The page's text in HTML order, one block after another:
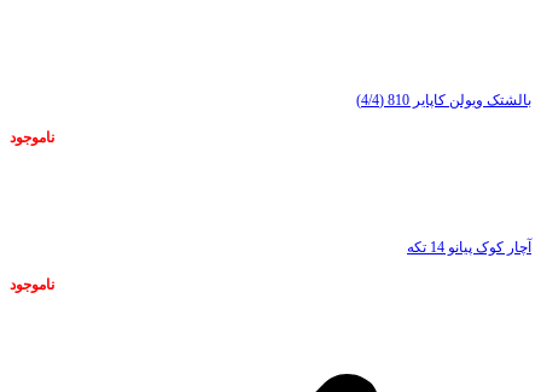
بالشتک ویولن کاپایر 810 (4/4)
ناموجود
آچار کوک پیانو 14 تکه
ناموجود